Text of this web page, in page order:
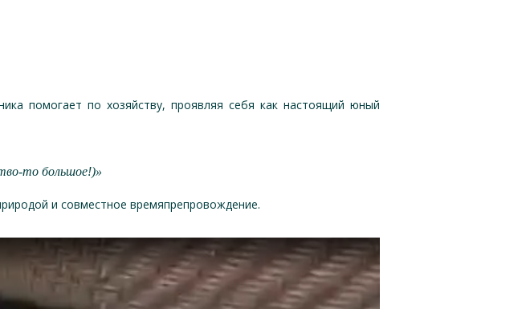
помогает по хозяйству, проявляя себя как настоящий юный
то большое!)»
и совместное времяпрепровождение.